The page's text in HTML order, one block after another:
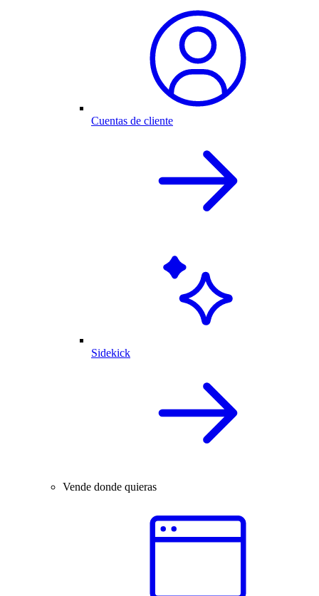
Cuentas de cliente
Sidekick
Vende donde quieras